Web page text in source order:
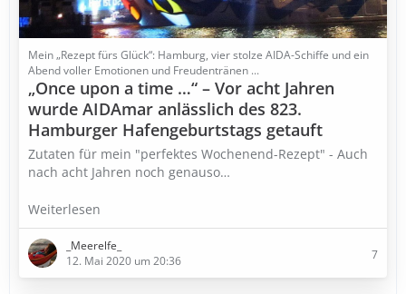
Mein „Rezept fürs Glück“: Hamburg, vier stolze AIDA-Schiffe und ein
Abend voller Emotionen und Freudentränen ...
„Once upon a time …“ – Vor acht Jahren
wurde AIDAmar anlässlich des 823.
Hamburger Hafengeburtstags getauft
Zutaten für mein "perfektes Wochenend-Rezept" - Auch
nach acht Jahren noch genauso…
Weiterlesen
_Meerelfe_
12. Mai 2020 um 20:36
7